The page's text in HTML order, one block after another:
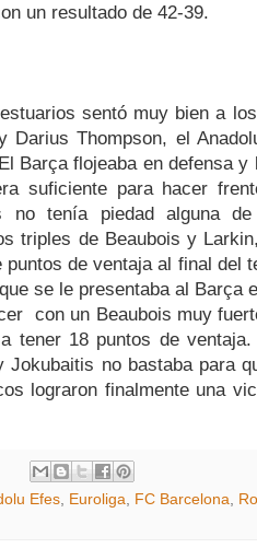
un resultado de 42-39.
sentó muy bien a
Darius Thompson, el
Barça flojeaba en defensa
suficiente para hacer
no tenía piedad alguna
triples de Beaubois y
puntos de ventaja al final del
se le presentaba al Barça
con un Beaubois muy
tener 18 puntos de
Jokubaitis no bastaba para
lograron finalmente una
Efes, Euroliga, FC Barcelona,